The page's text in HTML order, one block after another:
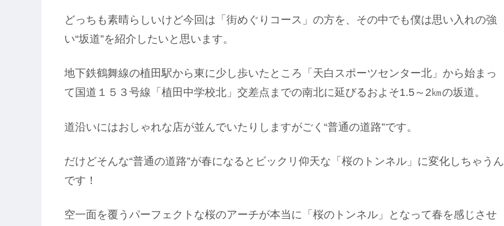
どっちも素晴らしいけど今回は「街めぐりコース」の方を、その中でも僕は思い入れの強
い“坂道”を紹介したいと思います。
地下鉄鶴舞線の植田駅から東に少し歩いたところ「天白スポーツセンター北」から始まっ
て国道１５３号線「植田中学校北」交差点までの南北に延びるおよそ1.5～2㎞の坂道。
道沿いにはおしゃれな店が並んでいたりしますがごく“普通の道路”です。
だけどそんな“普通の道路”が春になるとビックリ仰天な「桜のトンネル」に変化しちゃうん
です！
空一面を覆うパーフェクトな桜のアーチが本当に「桜のトンネル」となって春を感じさせ